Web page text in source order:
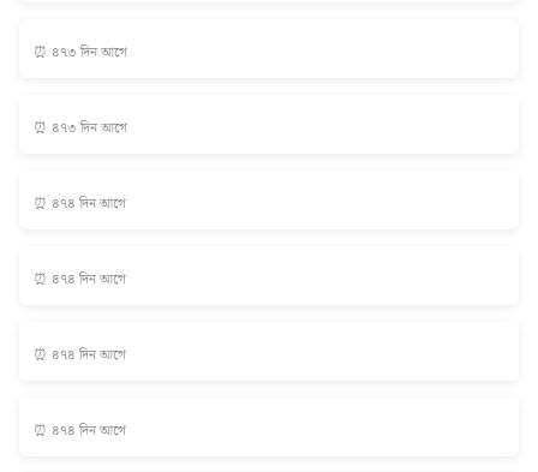
⏰ ৪৭৩ দিন আগে
⏰ ৪৭৩ দিন আগে
⏰ ৪৭৪ দিন আগে
⏰ ৪৭৪ দিন আগে
⏰ ৪৭৪ দিন আগে
⏰ ৪৭৪ দিন আগে